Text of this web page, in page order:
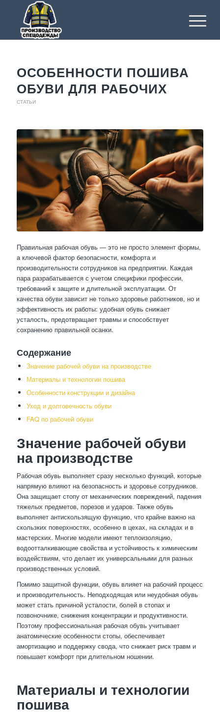
ОСОБЕННОСТИ ПОШИВА
ОБУВИ ДЛЯ РАБОЧИХ
СТАТЬИ
Правильная рабочая обувь — это не просто элемент формы,
а ключевой фактор безопасности, комфорта и
производительности сотрудников на предприятии. Каждая
пара разрабатывается с учетом специфики профессии,
требований к защите и длительной эксплуатации. От
качества обуви зависит не только здоровье работников, но и
эффективность их работы: удобная обувь снижает
усталость, предотвращает травмы и способствует
сохранению правильной осанки.
Содержание
Значение рабочей обуви на производстве
Материалы и технологии пошива
Особенности конструкции и дизайна
Уход и долговечность обуви
FAQ по рабочей обуви
Значение рабочей обуви
на производстве
Рабочая обувь выполняет сразу несколько функций, которые
напрямую влияют на безопасность и здоровье сотрудников.
Она защищает стопу от механических повреждений, падения
тяжелых предметов, порезов и ударов. Также обувь
выполняет антискользящую функцию, что крайне важно на
скользких поверхностях, особенно в цехах, на складах и в
мастерских. Многие модели имеют теплоизоляцию,
водоотталкивающие свойства и устойчивость к химическим
воздействиям, что делает их универсальными для разных
производственных условий.
Помимо защитной функции, обувь влияет на рабочий процесс
и производительность. Неподходящая или неудобная обувь
может стать причиной усталости, болей в стопах и
позвоночнике, снижения концентрации и продуктивности.
Поэтому профессиональная рабочая обувь учитывает
анатомические особенности стопы, обеспечивает
амортизацию и поддержку свода, что снижает риск травм и
повышает комфорт при длительном ношении.
Материалы и технологии
пошива